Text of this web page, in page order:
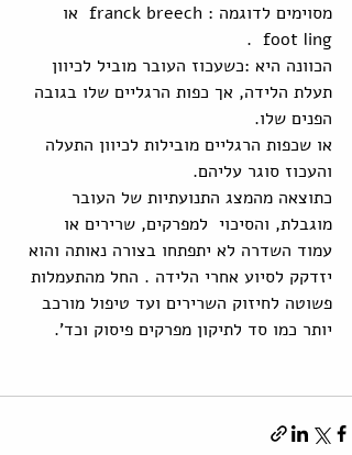
מסוימים לדוגמה : franck breech  או
foot ling  .
הכוונה היא :כשעכוז העובר מוביל לכיוון
תעלת הלידה, אך כפות הרגליים שלו בגובה
הפנים שלו.
או שכפות הרגליים מובילות לכיוון התעלה
והעכוז סוגר עליהם.
כתוצאה מהמצג התנועתיות של העובר
מוגבלת, והסיכוי  למפרקים, שרירים או
עמוד השדרה לא יתפתחו בצורה נאותה והוא
יזדקק לסיוע אחרי הלידה . החל מהתעמלות
פשוטה לחיזוק השרירים ועד טיפול מורכב
יותר כמו סד לתיקון מפרקים פיסוק וכד'.